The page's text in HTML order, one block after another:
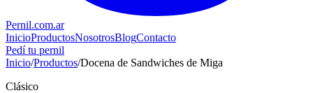
Pernil.com.ar
InicioProductosNosotrosBlogContacto
Pedí tu pernil
Inicio/Productos/Docena de Sandwiches de Miga
Clásico